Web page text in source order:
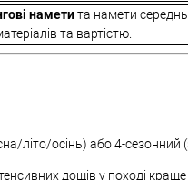
наметита намети
та вартістю.
літо/осінь) або 4-
дощів у поході